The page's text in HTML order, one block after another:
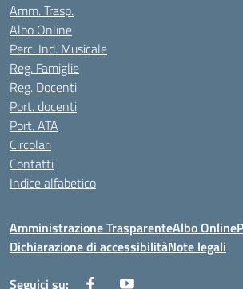
Amm. Trasp.
Albo Online
Perc. Ind. Musicale
Reg. Famiglie
Reg. Docenti
Port. docenti
Port. ATA
Circolari
Contatti
Indice alfabetico
Amministrazione TrasparenteAlbo Online
Dichiarazione di accessibilitàNote legali
Seguici su: